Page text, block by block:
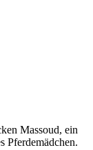
Massoud, ein
Pferdemädchen.